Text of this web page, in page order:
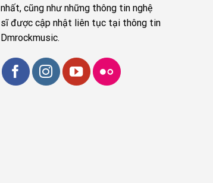
nhất, cũng như những thông tin nghệ
sĩ được cập nhật liên tục tại thông tin
Dmrockmusic.